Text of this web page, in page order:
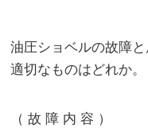
油圧ショベルの故障
適切なものはどれか。
（ 故 障 内 容